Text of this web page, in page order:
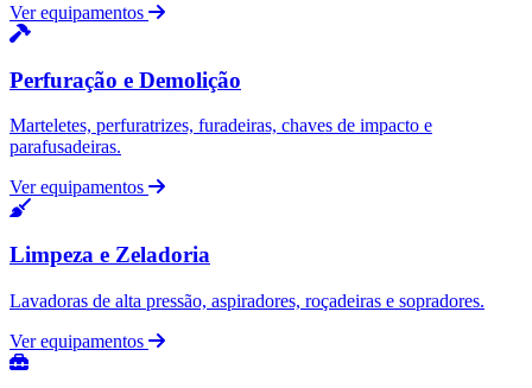
Ver equipamentos
Perfuração e Demolição
Marteletes, perfuratrizes, furadeiras, chaves de impacto e
parafusadeiras.
Ver equipamentos
Limpeza e Zeladoria
Lavadoras de alta pressão, aspiradores, roçadeiras e sopradores.
Ver equipamentos